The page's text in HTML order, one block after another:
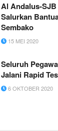
Al Andalus-
Salurkan
Sembako
15 MEI 2020
Seluruh
Jalani Rapid
6 OKTOBER 2020